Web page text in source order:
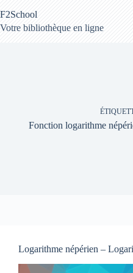
au
contenu
F2School
Votre bibliothèque en ligne
Fonction logarithme
Logarithme népérien –